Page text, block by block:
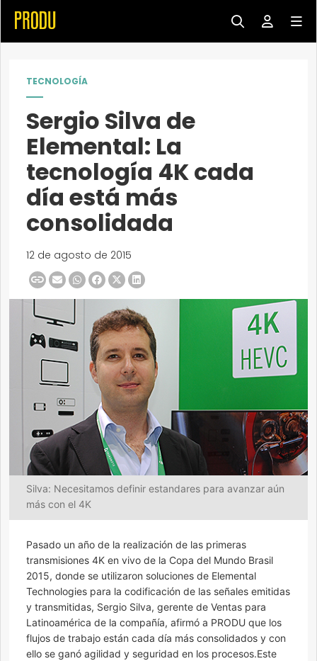
TECNOLOGÍA
Sergio Silva de
Elemental: La
tecnología 4K cada
día está más
consolidada
12 de agosto de 2015
Silva: Necesitamos definir estandares para avanzar aún
más con el 4K
Pasado un año de la realización de las primeras
transmisiones 4K en vivo de la Copa del Mundo Brasil
2015, donde se utilizaron soluciones de Elemental
Technologies para la codificación de las señales emitidas
y transmitidas, Sergio Silva, gerente de Ventas para
Latinoamérica de la compañía, afirmó a PRODU que los
flujos de trabajo están cada día más consolidados y con
ello se ganó agilidad y seguridad en los procesos.Este